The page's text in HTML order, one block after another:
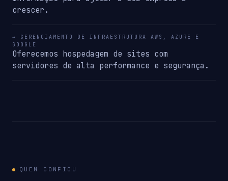
crescer.
→ GERENCIAMENTO DE INFRAESTRUTURA AWS, AZURE E
GOOGLE
Oferecemos hospedagem de sites com
servidores de alta performance e segurança.
QUEM CONFIOU